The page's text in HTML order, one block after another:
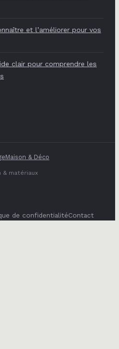
et l’améliorer pour vos
clair pour comprendre les
Maison & Déco
& matériaux
de confidentialitéContact